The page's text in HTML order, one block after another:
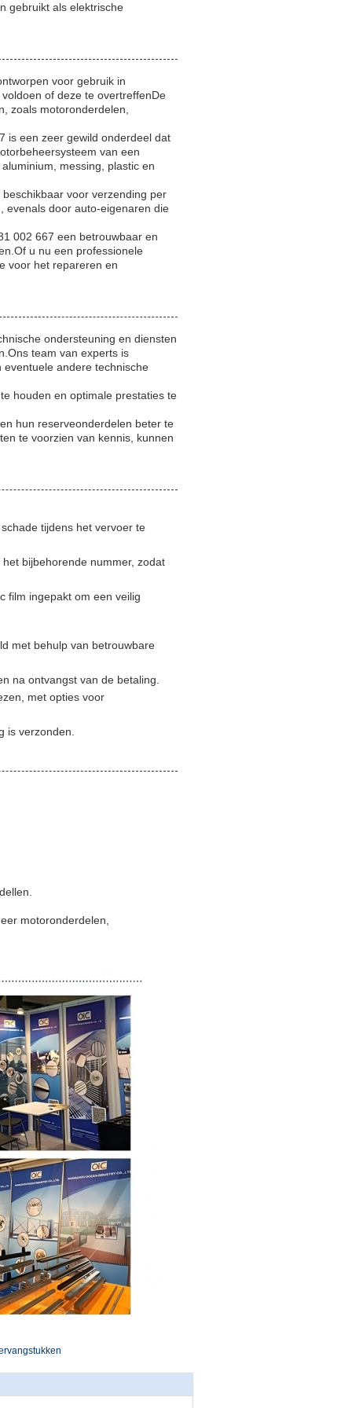
gebruikt als elektrische
voor gebruik in
of deze te overtreffenDe
zoals motoronderdelen,
is een zeer gewild onderdeel dat
van een
messing, plastic en
voor verzending per
evenals door auto-eigenaren die
002 667 een betrouwbaar en
u nu een professionele
voor het repareren en
ondersteuning en diensten
team van experts is
andere technische
houden en optimale prestaties te
hun reserveonderdelen beter te
te voorzien van kennis, kunnen
tijdens het vervoer te
bijbehorende nummer, zodat
film ingepakt om een veilig
met behulp van betrouwbare
na ontvangst van de betaling.
met opties voor
is verzonden.
motoronderdelen,